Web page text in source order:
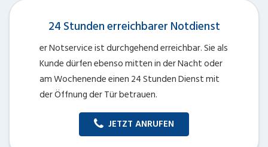
24 Stunden erreichbarer Notdienst
er Notservice ist durchgehend erreichbar. Sie als
Kunde dürfen ebenso mitten in der Nacht oder
am Wochenende einen 24 Stunden Dienst mit
der Öffnung der Tür betrauen.
JETZT ANRUFEN